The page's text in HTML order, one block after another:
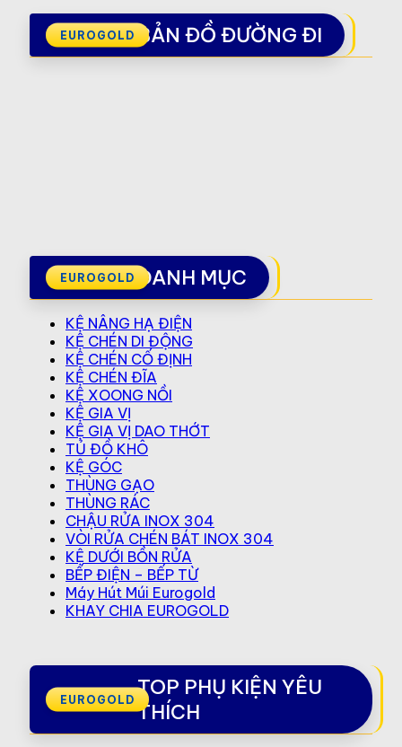
BẢN ĐỒ ĐƯỜNG ĐI
DANH MỤC
KỆ NÂNG HẠ ĐIỆN
KỆ CHÉN DI ĐỘNG
KỆ CHÉN CỐ ĐỊNH
KỆ CHÉN ĐĨA
KỆ XOONG NỒI
KỆ GIA VỊ
KỆ GIA VỊ DAO THỚT
TỦ ĐỒ KHÔ
KỆ GÓC
THÙNG GẠO
THÙNG RÁC
CHẬU RỬA INOX 304
VÒI RỬA CHÉN BÁT INOX 304
KỆ DƯỚI BỒN RỬA
BẾP ĐIỆN – BẾP TỪ
Máy Hút Múi Eurogold
KHAY CHIA EUROGOLD
TOP PHỤ KIỆN YÊU
THÍCH